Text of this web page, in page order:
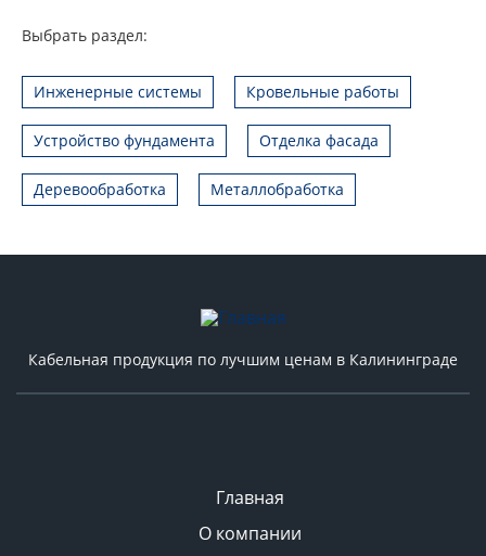
Выбрать раздел:
Инженерные системы Кровельные работы
Устройство фундамента Отделка фасада
Деревообработка Металлобработка
Кабельная продукция по лучшим ценам в Калининграде
Главная
О компании